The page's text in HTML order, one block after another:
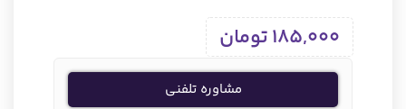
185,000تومان
مشاوره تلفنی